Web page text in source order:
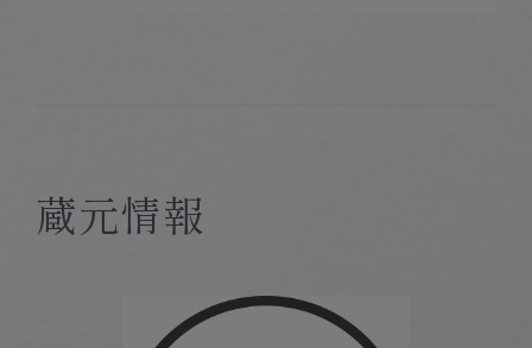
蔵元情報